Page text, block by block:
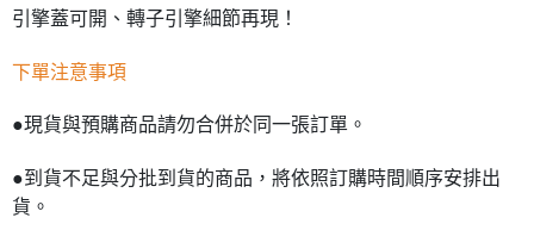
引擎蓋可開、轉子引擎細節再現！
下單注意事項
●現貨與預購商品請勿合併於同一張訂單。
●到貨不足與分批到貨的商品，將依照訂購時間順序安排出
貨。